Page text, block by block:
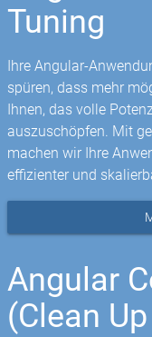
Tuning
Ihre Angular-
spüren, dass mehr
Ihnen, das volle
auszuschöpfen. Mit
machen wir Ihre
effizienter und
Angular
(Clean